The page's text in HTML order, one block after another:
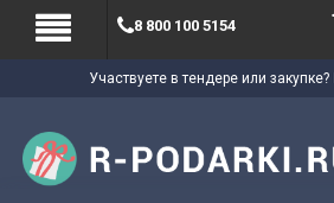
Участвуете в тендере или закупке?
8 800 100 5154